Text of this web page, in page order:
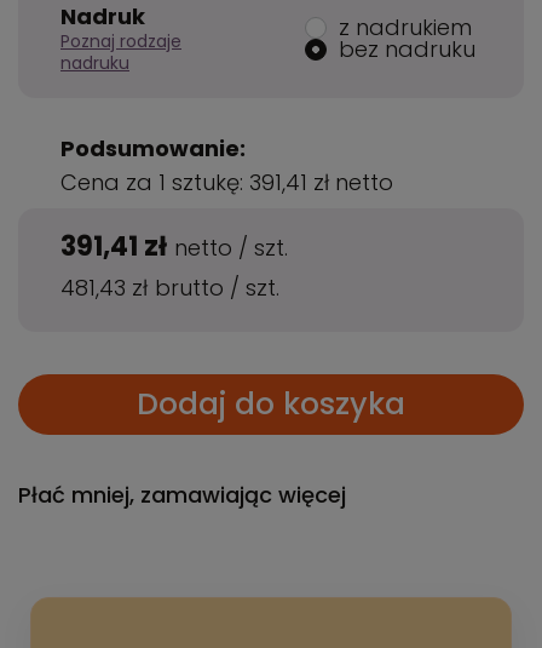
Nadruk
Poznaj rodzaje
nadruku
z nadrukiem
bez nadruku
Podsumowanie:
Cena za 1 sztukę: 391,41 zł netto
391,41 zł netto / szt.
481,43 zł brutto / szt.
Dodaj do koszyka
Płać mniej, zamawiając więcej